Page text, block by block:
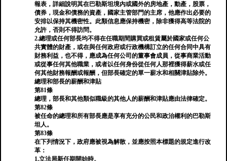
報表，詳細說明其在巴勒斯坦境內或國外的房地產，動產，股票，
債券，現金和債務的資產，國家主管部門的主席，他應作出必要的
安排以保持其機密性。此類信息應保持機密，除非獲得高等法院的
允許，否則不得訪問。
2.總理或任何部長均不得在任職期間購買或租賃屬於國家或任何公
共實體的財產，或在與任何政府或行政機構訂立的任何合同中具有
財務利益，也不得，應成為任何公司的董事會成員，從事商業活動
或從事任何其他職業，或者以任何身份從任何人那裡獲得薪水或任
何其他財務報酬或報酬，但部長確定的單一薪水和相關津貼除外。
總理和部長的薪酬和津貼
第81條
總理，部長和其他類似職級的其他人的薪酬和津貼應由法律確定。
第82條
被任命的總理和所有部長應是享有充分的公民和政治權利的巴勒斯
坦人。
第83條
在下列情況下，政府應被視為解散，並應按照本標題的規定進行改
革：
1.立法局新任期開始時。